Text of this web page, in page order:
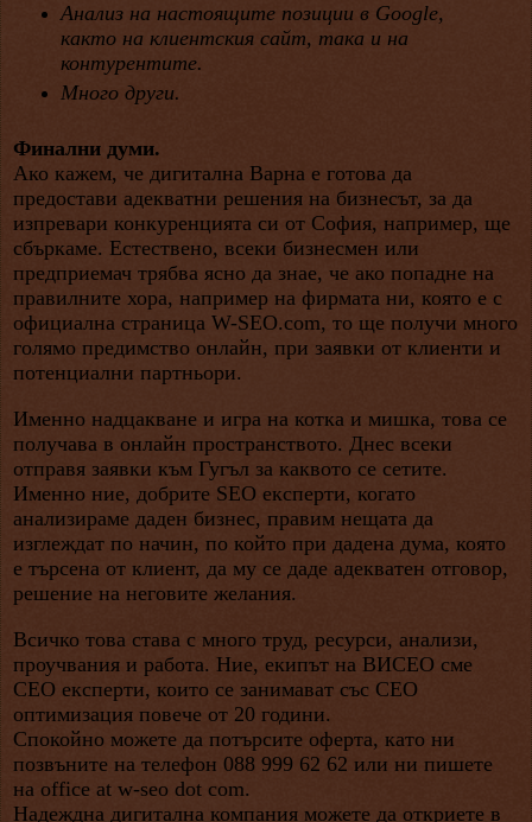
Анализ на настоящите позиции в Google,
както на клиентския сайт, така и на
контурентите.
Много други.
Финални думи.
Ако кажем, че дигитална Варна е готова да
предостави адекватни решения на бизнесът, за да
изпревари конкуренцията си от София, например, ще
сбъркаме. Естествено, всеки бизнесмен или
предприемач трябва ясно да знае, че ако попадне на
правилните хора, например на фирмата ни, която е с
официална страница W-SEO.com, то ще получи много
голямо предимство онлайн, при заявки от клиенти и
потенциални партньори.
Именно надцакване и игра на котка и мишка, това се
получава в онлайн пространството. Днес всеки
отправя заявки към Гугъл за каквото се сетите.
Именно ние, добрите SEO експерти, когато
анализираме даден бизнес, правим нещата да
изглеждат по начин, по който при дадена дума, която
е търсена от клиент, да му се даде адекватен отговор,
решение на неговите желания.
Всичко това става с много труд, ресурси, анализи,
проучвания и работа. Ние, екипът на ВИСЕО сме
СЕО експерти, които се занимават със СЕО
оптимизация повече от 20 години.
Спокойно можете да потърсите оферта, като ни
позвъните на телефон 088 999 62 62 или ни пишете
на office at w-seo dot com.
Надеждна дигитална компания можете да откриете в